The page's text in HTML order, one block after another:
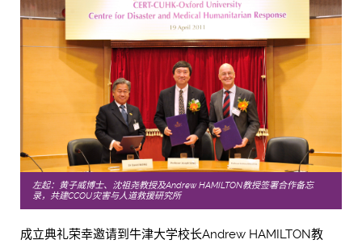
左起：黄子威博士、沈祖尧教授及Andrew HAMILTON教授签署合作备忘
录，共建CCOU灾害与人道救援研究所
成立典礼荣幸邀请到牛津大学校长Andrew HAMILTON教